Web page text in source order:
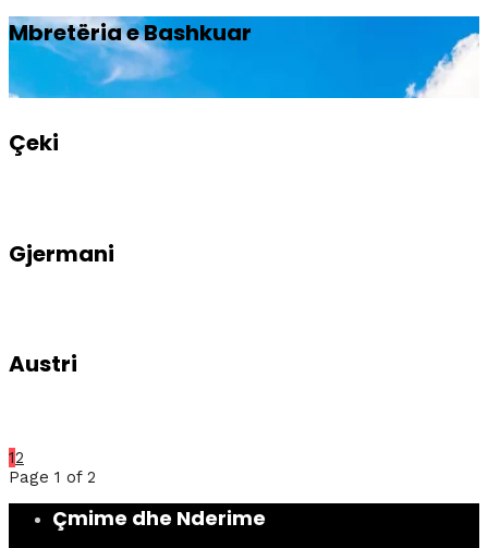
Mbretëria e Bashkuar
Çeki
Gjermani
Austri
12
Page 1 of 2
Çmime dhe Nderime